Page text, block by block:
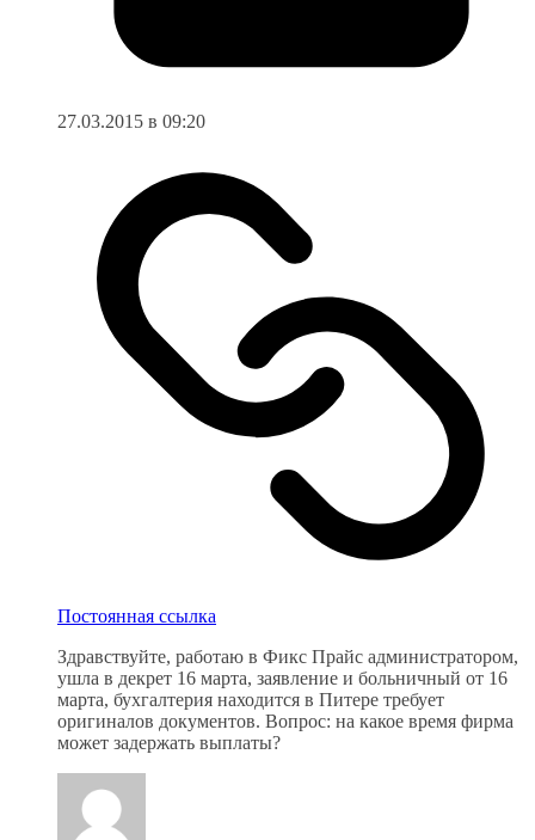
27.03.2015 в 09:20
Постоянная ссылка
Здравствуйте, работаю в Фикс Прайс администратором,
ушла в декрет 16 марта, заявление и больничный от 16
марта, бухгалтерия находится в Питере требует
оригиналов документов. Вопрос: на какое время фирма
может задержать выплаты?